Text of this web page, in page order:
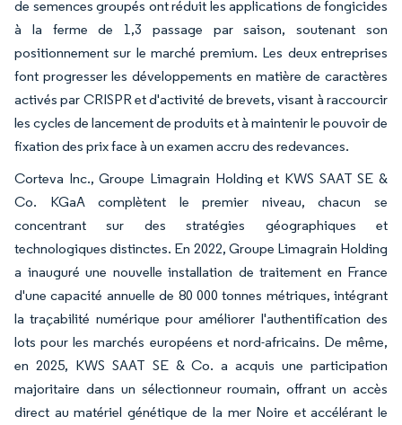
de semences groupés ont réduit les applications de fongicides
à la ferme de 1,3 passage par saison, soutenant son
positionnement sur le marché premium. Les deux entreprises
font progresser les développements en matière de caractères
activés par CRISPR et d'activité de brevets, visant à raccourcir
les cycles de lancement de produits et à maintenir le pouvoir de
fixation des prix face à un examen accru des redevances.
Corteva Inc., Groupe Limagrain Holding et KWS SAAT SE &
Co. KGaA complètent le premier niveau, chacun se
concentrant sur des stratégies géographiques et
technologiques distinctes. En 2022, Groupe Limagrain Holding
a inauguré une nouvelle installation de traitement en France
d'une capacité annuelle de 80 000 tonnes métriques, intégrant
la traçabilité numérique pour améliorer l'authentification des
lots pour les marchés européens et nord-africains. De même,
en 2025, KWS SAAT SE & Co. a acquis une participation
majoritaire dans un sélectionneur roumain, offrant un accès
direct au matériel génétique de la mer Noire et accélérant le